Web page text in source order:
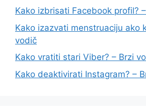
Kako izbrisati Facebook profil?
Kako izazvati menstruaciju ako
vodič
Kako vratiti stari Viber? – Brzi
Kako deaktivirati Instagram? –